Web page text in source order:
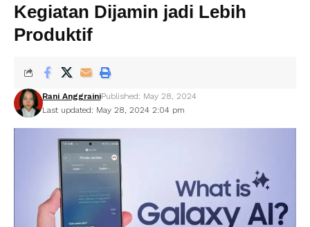
Kegiatan Dijamin jadi Lebih
Produktif
Last updated: May 28, 2024 2:04 pm
Rani AnggrainiPublished: May 28, 2024